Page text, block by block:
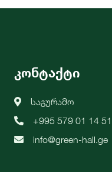
კონტაქტი
საგურამო
+995 579 01 14 51
info@green-hall.ge